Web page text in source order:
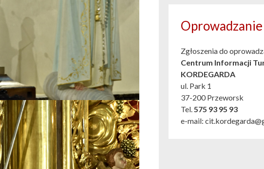
Oprowadzanie
Zgłoszenia do
Centrum Informacji
KORDEGARDA
ul. Park 1
37-200 Przeworsk
Tel.575 93 95 93
e-mail: